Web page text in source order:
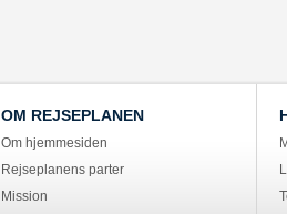
OM REJSEPLANEN
Om hjemmesiden
Rejseplanens parter
Mission